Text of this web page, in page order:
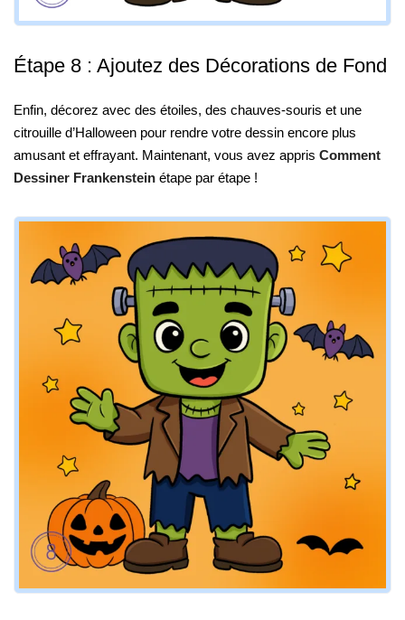
Étape 8 : Ajoutez des Décorations de Fond
Enfin, décorez avec des étoiles, des chauves-souris et une
citrouille d’Halloween pour rendre votre dessin encore plus
amusant et effrayant. Maintenant, vous avez appris Comment
Dessiner Frankenstein étape par étape !